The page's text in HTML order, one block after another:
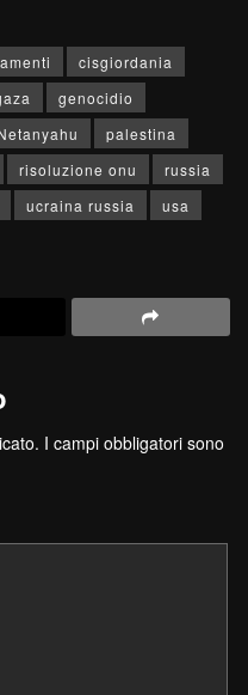
cisgiordania
genocidio
palestina
risoluzione onu
russia
ucraina russia
usa
I campi obbligatori sono